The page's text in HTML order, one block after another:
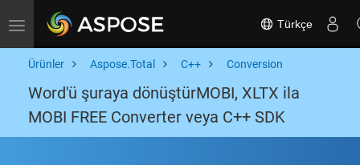
Toggle navigation Türkçe
Ürünler Aspose.Total C++ Conversion
Word'ü şuraya dönüştürMOBI, XLTX ila
MOBI FREE Converter veya C++ SDK